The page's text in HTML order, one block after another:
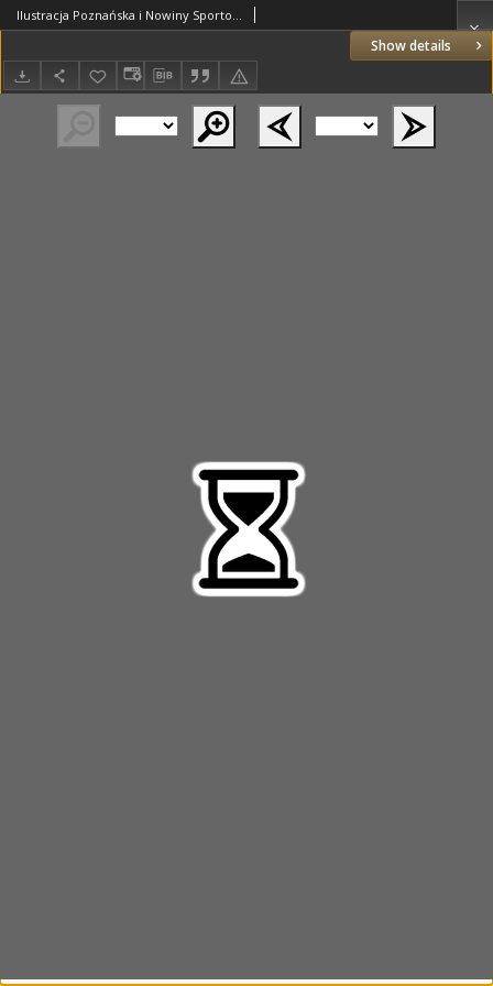
Show details
Ilustracja Poznańska i Nowiny Sportowe 1930.03.25 Nr12